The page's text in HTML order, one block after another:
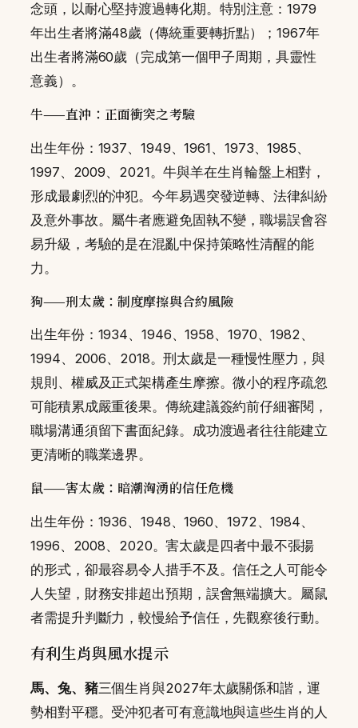
念頭，以耐心堅持渡過轉化期。特別注意：1979
年出生者將滿48歲（傳統重要轉折點）；1967年
出生者將滿60歲（完成第一個甲子周期，具靈性
意義）。
牛——直沖：正面衝突之考驗
出生年份：1937、1949、1961、1973、1985、
1997、2009、2021。牛與羊在生肖輪盤上相對，
形成最劇烈的沖犯。今年易遇突發逆轉、法律糾紛
及意外事故。屬牛者應避免固執不變，職場誤會容
易升級，考驗的是在混亂中保持策略性清醒的能
力。
狗——刑太歲：制度摩擦與合約風險
出生年份：1934、1946、1958、1970、1982、
1994、2006、2018。刑太歲是一種慢性壓力，與
規則、權威及正式架構產生摩擦。微小的程序疏忽
可能積累成嚴重後果。傳統建議簽約前仔細審閱，
職場溝通須留下書面紀錄。成功渡過者往往能建立
更清晰的職業邊界。
鼠——害太歲：暗潮洶湧的信任危機
出生年份：1936、1948、1960、1972、1984、
1996、2008、2020。害太歲是四者中最不張揚
的形式，卻最容易令人措手不及。信任之人可能令
人失望，財務安排超出預期，誤會無端擴大。屬鼠
者需提升判斷力，較慢給予信任，先觀察後行動。
有利生肖與風水提示
馬、兔、豬三個生肖與2027年太歲關係和諧，運
勢相對平穩。受沖犯者可有意識地與這些生肖的人